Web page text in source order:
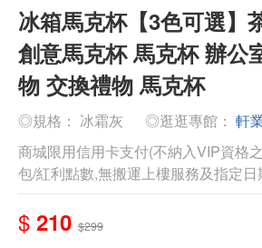
冰箱馬克杯【3色可選】
創意馬克杯 馬克杯 辦公
物 交換禮物 馬克杯
◎規格： 冰霜灰 ◎逛逛專館： 軒
商城限用信用卡支付(不納入VIP資格
包/紅利點數,無搬運上樓服務及指定日
$ 210 $299